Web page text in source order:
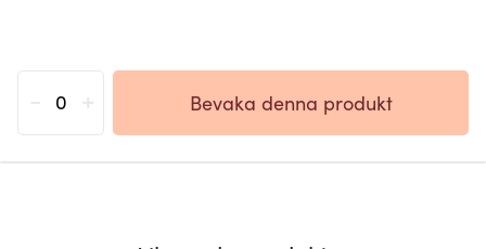
Bevaka denna produkt